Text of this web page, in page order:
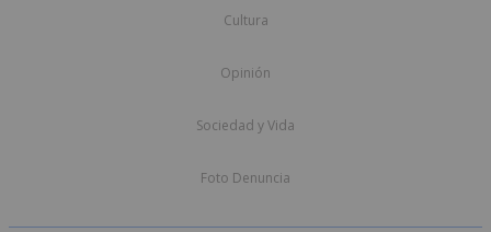
Cultura
Opinión
Sociedad y Vida
Foto Denuncia